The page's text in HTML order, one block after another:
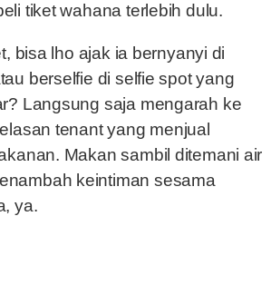
tiket wahana terlebih dulu.
bisa lho ajak ia bernyanyi di
berselfie di selfie spot yang
Langsung saja mengarah ke
tenant yang menjual
Makan sambil ditemani air
keintiman sesama
ya.